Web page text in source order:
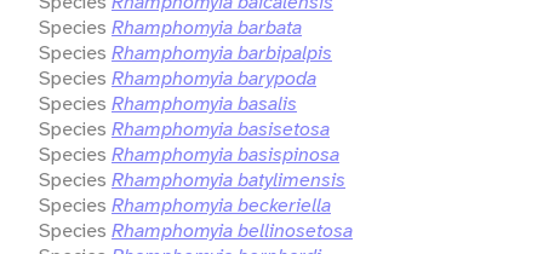
Species Rhamphomyia barbata
Species Rhamphomyia barbipalpis
Species Rhamphomyia barypoda
Species Rhamphomyia basalis
Species Rhamphomyia basisetosa
Species Rhamphomyia basispinosa
Species Rhamphomyia batylimensis
Species Rhamphomyia beckeriella
Species Rhamphomyia bellinosetosa